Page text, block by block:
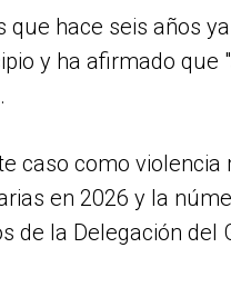
que hace seis años
y ha afirmado que
caso como violencia
en 2026 y la
de la Delegación del